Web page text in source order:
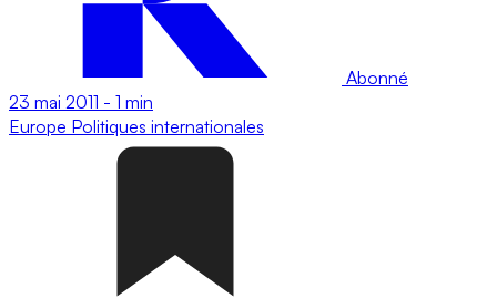
Abonné
23 mai 2011 - 1 min
Europe Politiques internationales